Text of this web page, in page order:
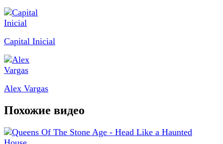
Capital Inicial
Alex Vargas
Похожие видео